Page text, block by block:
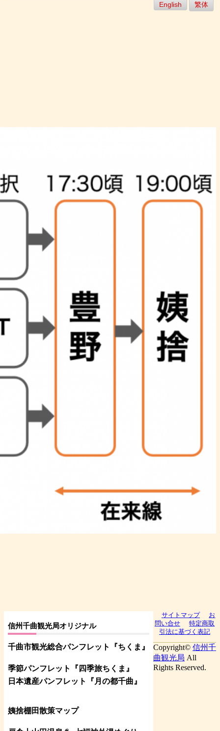
English 繁体
信州千曲観光局オリジナル
千曲市観光総合パンフレット 『ちくま 』
季節パンフレット『四季旅ちくま』
日本遺産パンフレット
『月の都千曲 』
姨捨棚田散策マップ
サイトマップ
お
問い合せ
特定商取
引法に基づく表記
Copyright© 信州千
曲観光局 All
Rights Reserved.